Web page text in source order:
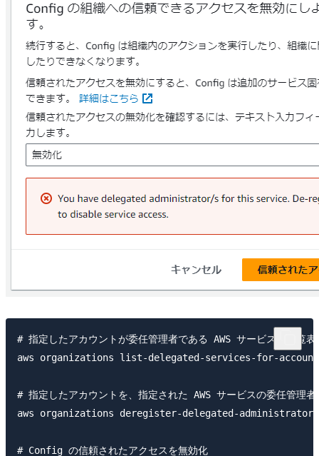
# 指定したアカウントが委任管理者である AWS サービスを一覧表
aws organizations list-delegated-services-for-account --
# 指定したアカウントを、指定された AWS サービスの委任管理者
aws organizations deregister-delegated-administrator
# Config の信頼されたアクセスを無効化